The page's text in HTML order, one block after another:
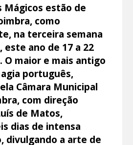
Mágicos estão de
como
na terceira semana
ano de 17 a 22
O maior e mais antigo
português,
Câmara Municipal
com direção
de Matos,
dias de intensa
divulgando a arte de